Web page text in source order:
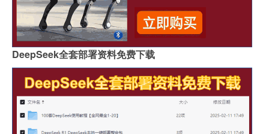
DeepSeek全套部署资料免费下载